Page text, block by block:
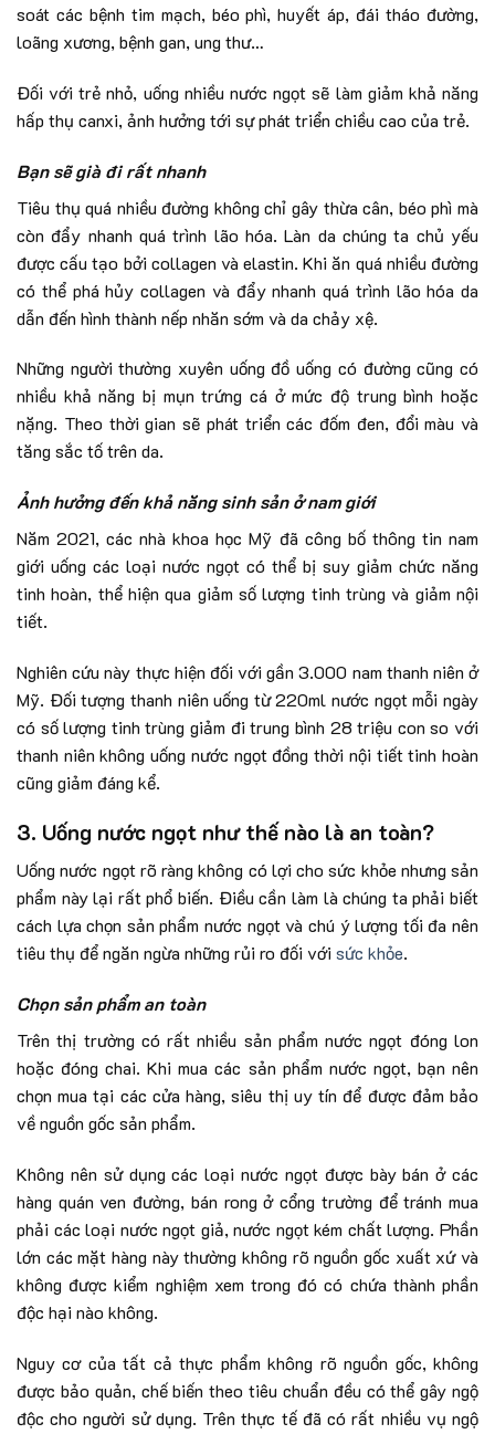
soát các bệnh tim mạch, béo phì, huyết áp, đái tháo đường,
loãng xương, bệnh gan, ung thư…
Đối với trẻ nhỏ, uống nhiều nước ngọt sẽ làm giảm khả năng
hấp thụ canxi, ảnh hưởng tới sự phát triển chiều cao của trẻ.
Bạn sẽ già đi rất nhanh
Tiêu thụ quá nhiều đường không chỉ gây thừa cân, béo phì mà
còn đẩy nhanh quá trình lão hóa. Làn da chúng ta chủ yếu
được cấu tạo bởi collagen và elastin. Khi ăn quá nhiều đường
có thể phá hủy collagen và đẩy nhanh quá trình lão hóa da
dẫn đến hình thành nếp nhăn sớm và da chảy xệ.
Những người thường xuyên uống đồ uống có đường cũng có
nhiều khả năng bị mụn trứng cá ở mức độ trung bình hoặc
nặng. Theo thời gian sẽ phát triển các đốm đen, đổi màu và
tăng sắc tố trên da.
Ảnh hưởng đến khả năng sinh sản ở nam giới
Năm 2021, các nhà khoa học Mỹ đã công bố thông tin nam
giới uống các loại nước ngọt có thể bị suy giảm chức năng
tinh hoàn, thể hiện qua giảm số lượng tinh trùng và giảm nội
tiết.
Nghiên cứu này thực hiện đối với gần 3.000 nam thanh niên ở
Mỹ. Đối tượng thanh niên uống từ 220ml nước ngọt mỗi ngày
có số lượng tinh trùng giảm đi trung bình 28 triệu con so với
thanh niên không uống nước ngọt đồng thời nội tiết tinh hoàn
cũng giảm đáng kể.
3. Uống nước ngọt như thế nào là an toàn?
Uống nước ngọt rõ ràng không có lợi cho sức khỏe nhưng sản
phẩm này lại rất phổ biến. Điều cần làm là chúng ta phải biết
cách lựa chọn sản phẩm nước ngọt và chú ý lượng tối đa nên
tiêu thụ để ngăn ngừa những rủi ro đối với sức khỏe.
Chọn sản phẩm an toàn
Trên thị trường có rất nhiều sản phẩm nước ngọt đóng lon
hoặc đóng chai. Khi mua các sản phẩm nước ngọt, bạn nên
chọn mua tại các cửa hàng, siêu thị uy tín để được đảm bảo
về nguồn gốc sản phẩm.
Không nên sử dụng các loại nước ngọt được bày bán ở các
hàng quán ven đường, bán rong ở cổng trường để tránh mua
phải các loại nước ngọt giả, nước ngọt kém chất lượng. Phần
lớn các mặt hàng này thường không rõ nguồn gốc xuất xứ và
không được kiểm nghiệm xem trong đó có chứa thành phần
độc hại nào không.
Nguy cơ của tất cả thực phẩm không rõ nguồn gốc, không
được bảo quản, chế biến theo tiêu chuẩn đều có thể gây ngộ
độc cho người sử dụng. Trên thực tế đã có rất nhiều vụ ngộ